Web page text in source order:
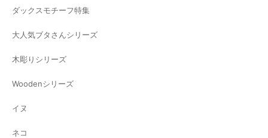
ダックスモチーフ特集
大人気ブタさんシリーズ
木彫りシリーズ
Woodenシリーズ
イヌ
ネコ